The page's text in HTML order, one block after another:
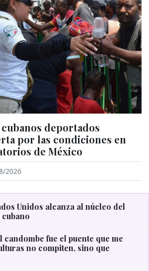
deportados
por las condiciones en
de México
2026
Unidos alcanza al núcleo del
fue el puente que me
no compiten, sino que